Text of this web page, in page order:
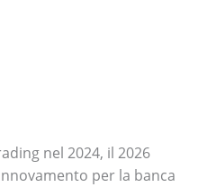
nel 2024, il 2026
per la banca